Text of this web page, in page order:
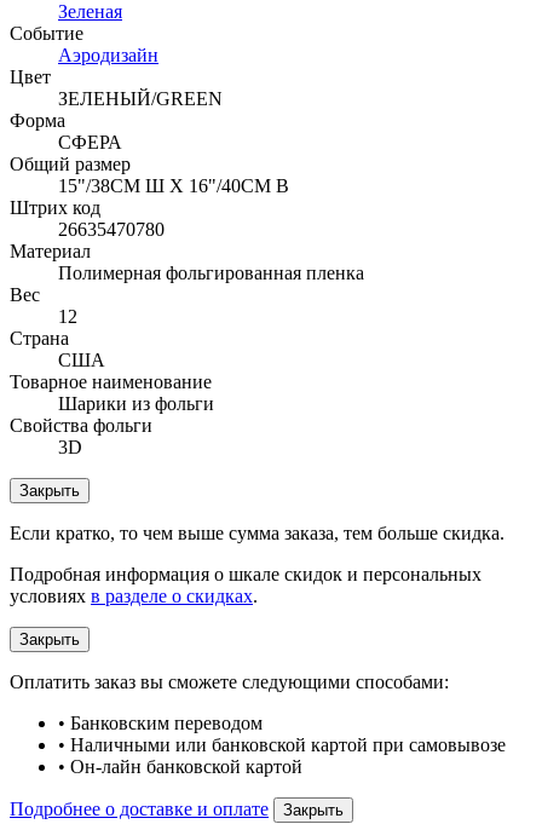
Зеленая
Событие
Аэродизайн
Цвет
ЗЕЛЕНЫЙ/GREEN
Форма
СФЕРА
Общий размер
15"/38СМ Ш X 16"/40СМ В
Штрих код
26635470780
Материал
Полимерная фольгированная пленка
Вес
12
Страна
США
Товарное наименование
Шарики из фольги
Свойства фольги
3D
Закрыть
Если кратко, то чем выше сумма заказа, тем больше скидка.
Подробная информация о шкале скидок и персональных
условиях в разделе о скидках.
Закрыть
Оплатить заказ вы сможете следующими способами:
• Банковским переводом
• Наличными или банковской картой при самовывозе
• Он-лайн банковской картой
Подробнее о доставке и оплате Закрыть